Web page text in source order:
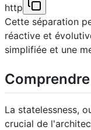
http
Cette séparation
réactive et
simplifiée et une
La statelessness,
crucial de